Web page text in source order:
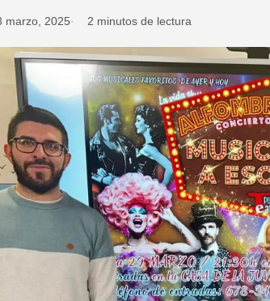
marzo, 2025 2 minutos de lectura